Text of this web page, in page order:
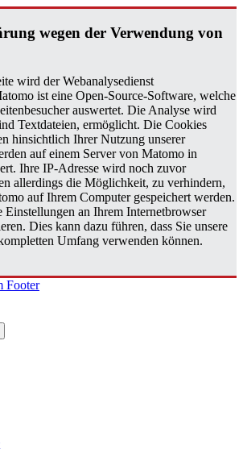
wegen der Ver­wen­dung von
wird der Webanalysedienst
ist eine Open-Source-Software, welche
auswertet. Die Analyse wird
Textdateien, ermöglicht. Die Cookies
hinsichtlich Ihrer Nutzung unserer
auf einem Server von Matomo in
Ihre IP-Adresse wird noch zuvor
allerdings die Möglichkeit, zu verhindern,
auf Ihrem Computer gespeichert werden.
Einstellungen an Ihrem Internetbrowser
Dies kann dazu führen, dass Sie unsere
Umfang verwenden können.
Footer